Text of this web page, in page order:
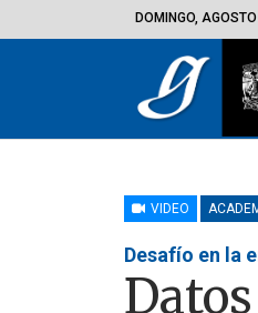
DOMINGO,
VIDEO
Desafío en la